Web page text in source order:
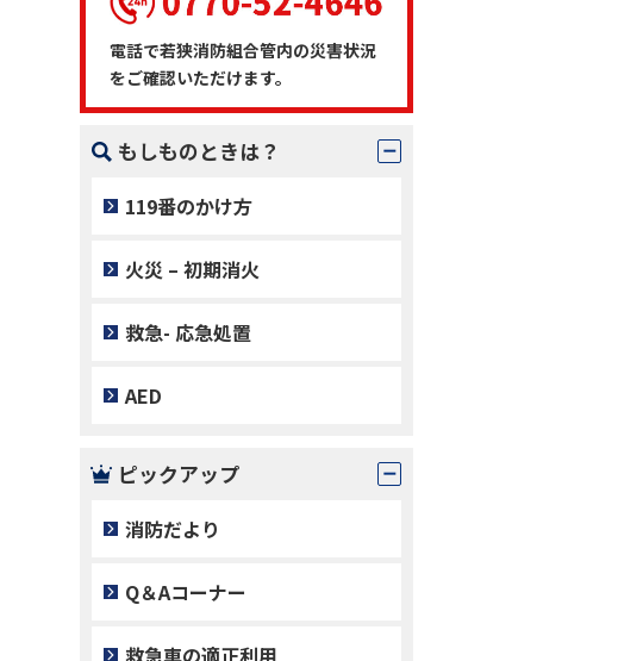
電話で若狭消防組合管内の災害状況
をご確認いただけます。
もしものときは？
119番のかけ方
火災 – 初期消火
救急- 応急処置
AED
ピックアップ
消防だより
Q＆Aコーナー
救急車の適正利用